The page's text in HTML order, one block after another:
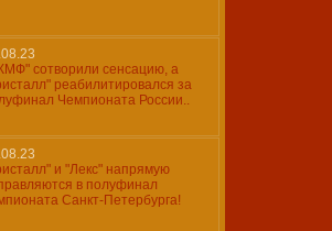
сотворили сенсацию, а
реабилитировался за
Чемпионата России..
и "Лекс" напрямую
в полуфинал
Санкт-Петербурга!